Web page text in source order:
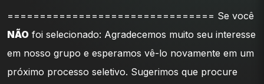
================================ Se você
NÃO foi selecionado: Agradecemos muito seu interesse
em nosso grupo e esperamos vê-lo novamente em um
próximo processo seletivo. Sugerimos que procure